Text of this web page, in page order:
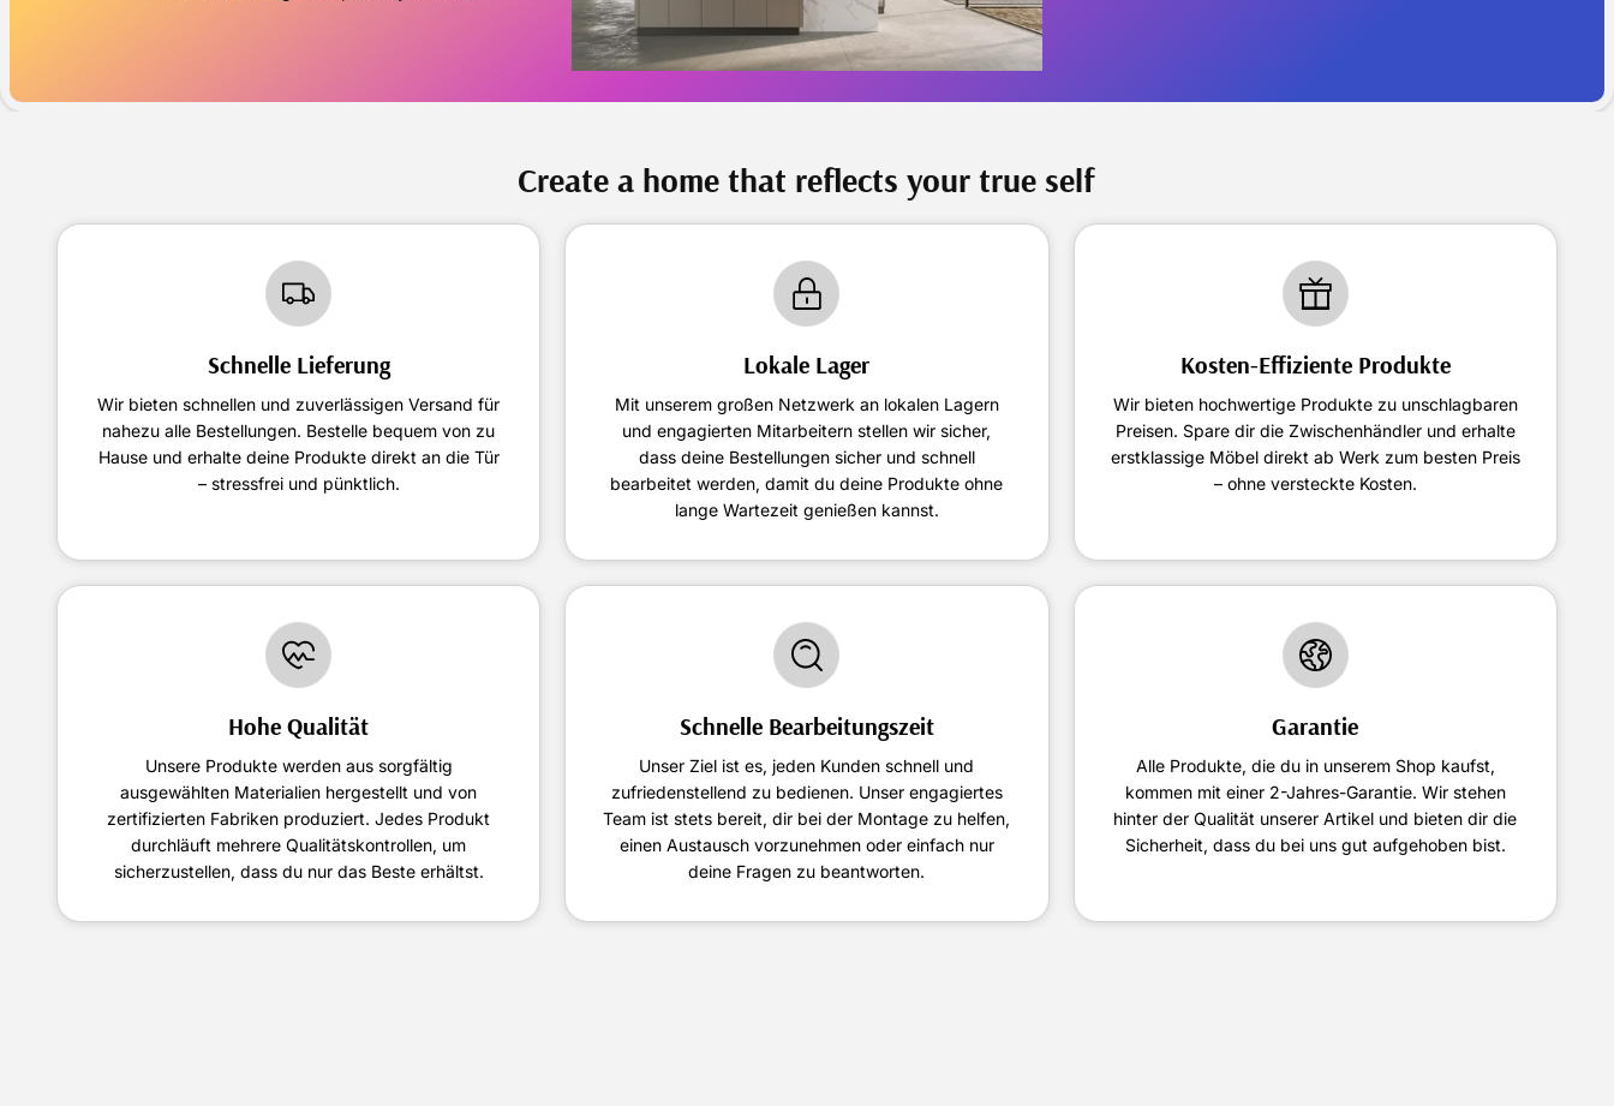
Create a home that reflects your true self
Schnelle Lieferung
Wir bieten schnellen und zuverlässigen Versand für
nahezu alle Bestellungen. Bestelle bequem von zu
Hause und erhalte deine Produkte direkt an die Tür
– stressfrei und pünktlich.
Lokale Lager
Mit unserem großen Netzwerk an lokalen Lagern
und engagierten Mitarbeitern stellen wir sicher,
dass deine Bestellungen sicher und schnell
bearbeitet werden, damit du deine Produkte ohne
lange Wartezeit genießen kannst.
Kosten-Effiziente Produkte
Wir bieten hochwertige Produkte zu unschlagbaren
Preisen. Spare dir die Zwischenhändler und erhalte
erstklassige Möbel direkt ab Werk zum besten Preis
– ohne versteckte Kosten.
Hohe Qualität
Unsere Produkte werden aus sorgfältig
ausgewählten Materialien hergestellt und von
zertifizierten Fabriken produziert. Jedes Produkt
durchläuft mehrere Qualitätskontrollen, um
sicherzustellen, dass du nur das Beste erhältst.
Schnelle Bearbeitungszeit
Unser Ziel ist es, jeden Kunden schnell und
zufriedenstellend zu bedienen. Unser engagiertes
Team ist stets bereit, dir bei der Montage zu helfen,
einen Austausch vorzunehmen oder einfach nur
deine Fragen zu beantworten.
Garantie
Alle Produkte, die du in unserem Shop kaufst,
kommen mit einer 2-Jahres-Garantie. Wir stehen
hinter der Qualität unserer Artikel und bieten dir die
Sicherheit, dass du bei uns gut aufgehoben bist.